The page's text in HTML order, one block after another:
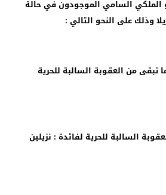
السامي الموجودون في حالة
تبقى من العقوبة السالبة للحرية
السالبة للحرية لفائدة : نزيلين